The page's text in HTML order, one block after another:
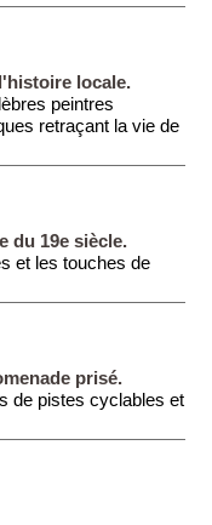
locale.
peintres
retraçant la vie de
du 19e siècle.
et les touches de
prisé.
de pistes cyclables et